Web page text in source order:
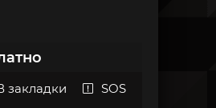
закладки SOS